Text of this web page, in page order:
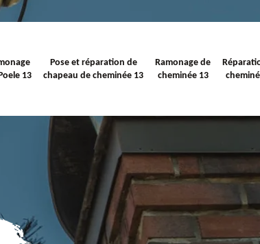
13
Pose et réparation de
chapeau de cheminée 13
Ramonage de
cheminée 13